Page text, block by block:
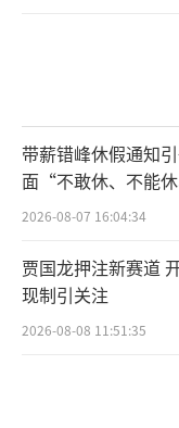
带薪错峰休假通知
面“不敢休、不能
2026-08-07 16:04:34
贾国龙押注新赛道
现制引关注
2026-08-08 11:51:35